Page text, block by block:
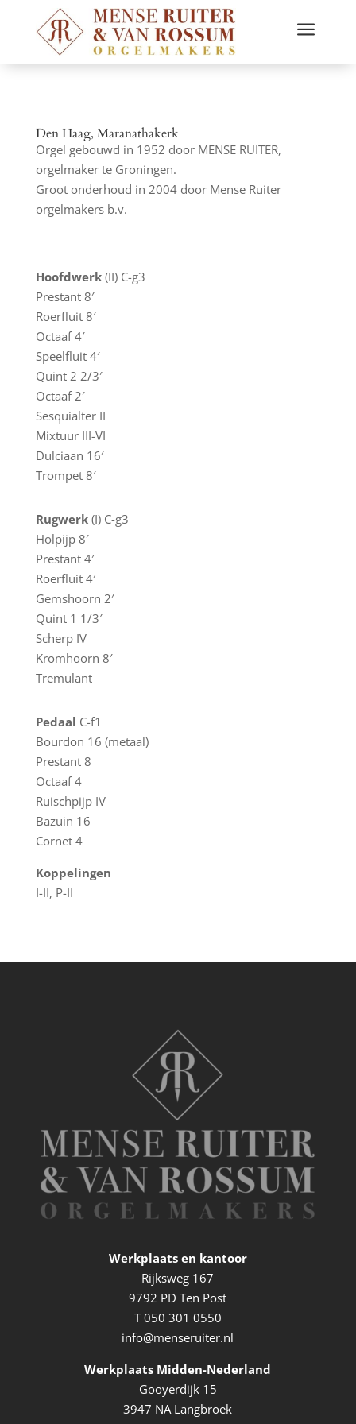
a
Den Haag, Maranathakerk
Orgel gebouwd in 1952 door MENSE RUITER,
orgelmaker te Groningen.
Groot onderhoud in 2004 door Mense Ruiter
orgelmakers b.v.
Hoofdwerk(II) C-g3
Prestant 8′
Roerfluit 8′
Octaaf 4′
Speelfluit 4′
Quint 2 2/3′
Octaaf 2′
Sesquialter II
Mixtuur III-VI
Dulciaan 16′
Trompet 8′
Rugwerk(I) C-g3
Holpijp 8′
Prestant 4′
Roerfluit 4′
Gemshoorn 2′
Quint 1 1/3′
Scherp IV
Kromhoorn 8′
Tremulant
Pedaal C-f1
Bourdon 16 (metaal)
Prestant 8
Octaaf 4
Ruischpijp IV
Bazuin 16
Cornet 4
Koppelingen
I-II, P-II
Werkplaats en kantoor
Rijksweg 167
9792 PD Ten Post
T 050 301 0550
info@menseruiter.nl
Werkplaats Midden-Nederland
Gooyerdijk 15
3947 NA Langbroek